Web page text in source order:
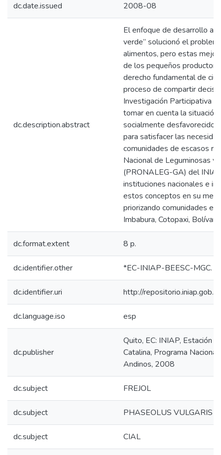
dc.date.issued 2008-08
dc.description.abstract
El enfoque de desarrollo
verde” solucionó el
alimentos, pero estas
de los pequeños
derecho fundamental de
proceso de compartir
Investigación Participativa
tomar en cuenta la
socialmente
para satisfacer las
comunidades de escasos
Nacional de Leguminosas y
(PRONALEG-GA) del
instituciones nacionales e
estos conceptos en su
priorizando comunidades en
Imbabura, Cotopaxi, Bolívar
dc.format.extent 8 p.
dc.identifier.other *EC-INIAP-BEESC-MGC.
dc.identifier.uri http://
dc.language.iso esp
dc.publisher
Quito, EC: INIAP, Estación
Catalina, Programa
Andinos, 2008
dc.subject FREJOL
dc.subject PHASEOLUS VULGARIS
dc.subject CIAL